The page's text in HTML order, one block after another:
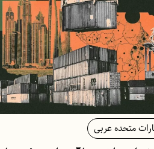
متحده عربی